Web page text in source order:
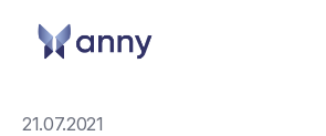
21.07.2021